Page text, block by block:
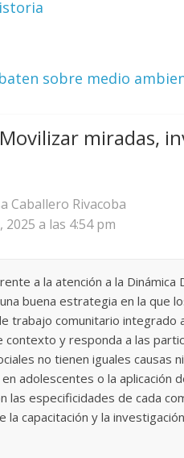
sobre medio
Movilizar miradas,
Caballero Rivacoba
2025 a las 4:54 pm
a la atención a la Dinámica
buena estrategia en la que
trabajo comunitario
contexto y responda a las
no tienen iguales causas
adolescentes o la
las especificidades de cada
la capacitación y la
dramática